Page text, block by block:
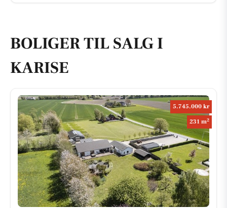
BOLIGER TIL SALG I
KARISE
5.745.000 kr
231 m2